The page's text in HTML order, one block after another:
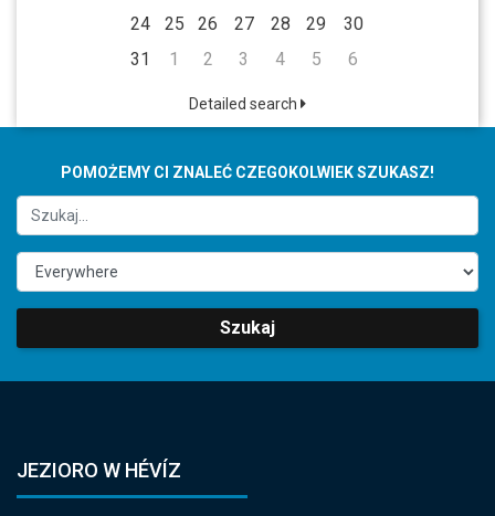
24
25 26 27 28 29
30
31
1 2 3 4 5 6
Detailed search
POMOŻEMY CI ZNALEĆ CZEGOKOLWIEK SZUKASZ!
Szukaj
JEZIORO W HÉVÍZ